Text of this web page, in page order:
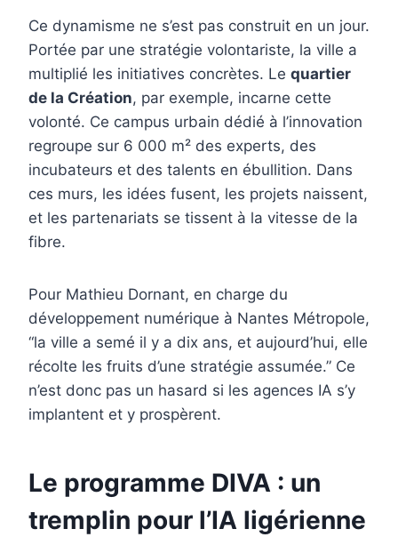
Ce dynamisme ne s’est pas construit en un jour.
Portée par une stratégie volontariste, la ville a
multiplié les initiatives concrètes. Le quartier
de la Création, par exemple, incarne cette
volonté. Ce campus urbain dédié à l’innovation
regroupe sur 6 000 m² des experts, des
incubateurs et des talents en ébullition. Dans
ces murs, les idées fusent, les projets naissent,
et les partenariats se tissent à la vitesse de la
fibre.
Pour Mathieu Dornant, en charge du
développement numérique à Nantes Métropole,
“la ville a semé il y a dix ans, et aujourd’hui, elle
récolte les fruits d’une stratégie assumée.” Ce
n’est donc pas un hasard si les agences IA s’y
implantent et y prospèrent.
Le programme DIVA : un
tremplin pour l’IA ligérienne